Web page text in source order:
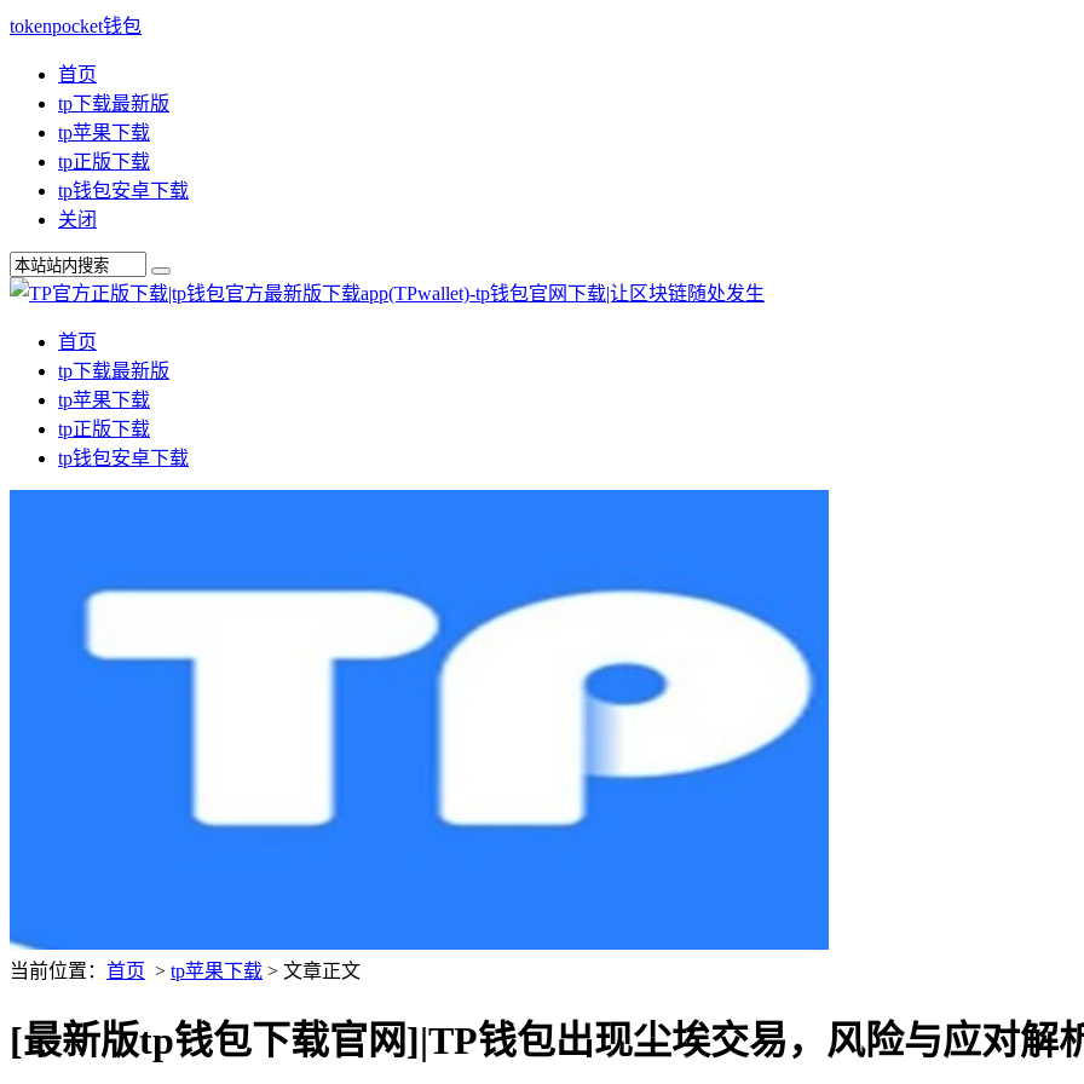
tokenpocket钱包
首页
tp下载最新版
tp苹果下载
tp正版下载
tp钱包安卓下载
关闭
首页
tp下载最新版
tp苹果下载
tp正版下载
tp钱包安卓下载
当前位置： 首页 > tp苹果下载 > 文章正文
[最新版tp钱包下载官网]|TP钱包出现尘埃交易，风险与应对解